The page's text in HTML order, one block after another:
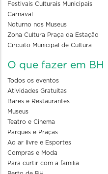
Festivais Culturais Municipais
Carnaval
Noturno nos Museus
Zona Cultura Praça da Estação
Circuito Municipal de Cultura
O que fazer em BH
Todos os eventos
Atividades Gratuitas
Bares e Restaurantes
Museus
Teatro e Cinema
Parques e Praças
Ao ar livre e Esportes
Compras e Moda
Para curtir com a familia